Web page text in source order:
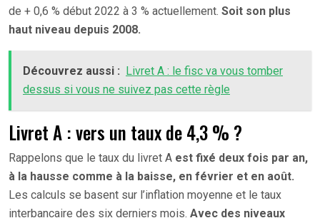
de + 0,6 % début 2022 à 3 % actuellement. Soit son plus
haut niveau depuis 2008.
Découvrez aussi : Livret A : le fisc va vous tomber
dessus si vous ne suivez pas cette règle
Livret A : vers un taux de 4,3 % ?
Rappelons que le taux du livret A est fixé deux fois par an,
à la hausse comme à la baisse, en février et en août.
Les calculs se basent sur l’inflation moyenne et le taux
interbancaire des six derniers mois. Avec des niveaux